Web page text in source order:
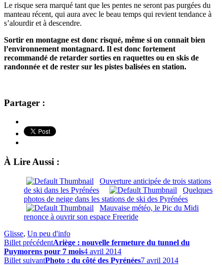
Le risque sera marqué tant que les pentes ne seront pas purgées du
manteau récent, qui aura avec le beau temps qui revient tendance à
s’alourdir et à descendre.
Sortir en montagne est donc risqué, même si on connait bien
l’environnement montagnard. Il est donc fortement
recommandé de retarder sorties en raquettes ou en skis de
randonnée et de rester sur les pistes balisées en station.
Partager :
À Lire Aussi :
Ouverture anticipée de trois stations
de ski dans les Pyrénées
Quelques
photos de neige dans les stations de ski des Pyrénées
Mauvaise météo, le Pic du Midi
renonce à ouvrir son espace Freeride
Glisse, Un peu d'info
Billet précédentAriège : nouvelle fermeture du tunnel du
Puymorens pour 7 mois4 avril 2014
Billet suivantPhoto : du côté des Pyrénées7 avril 2014